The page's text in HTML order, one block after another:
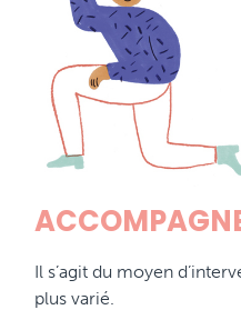
Il s’agit du moyen
plus varié.